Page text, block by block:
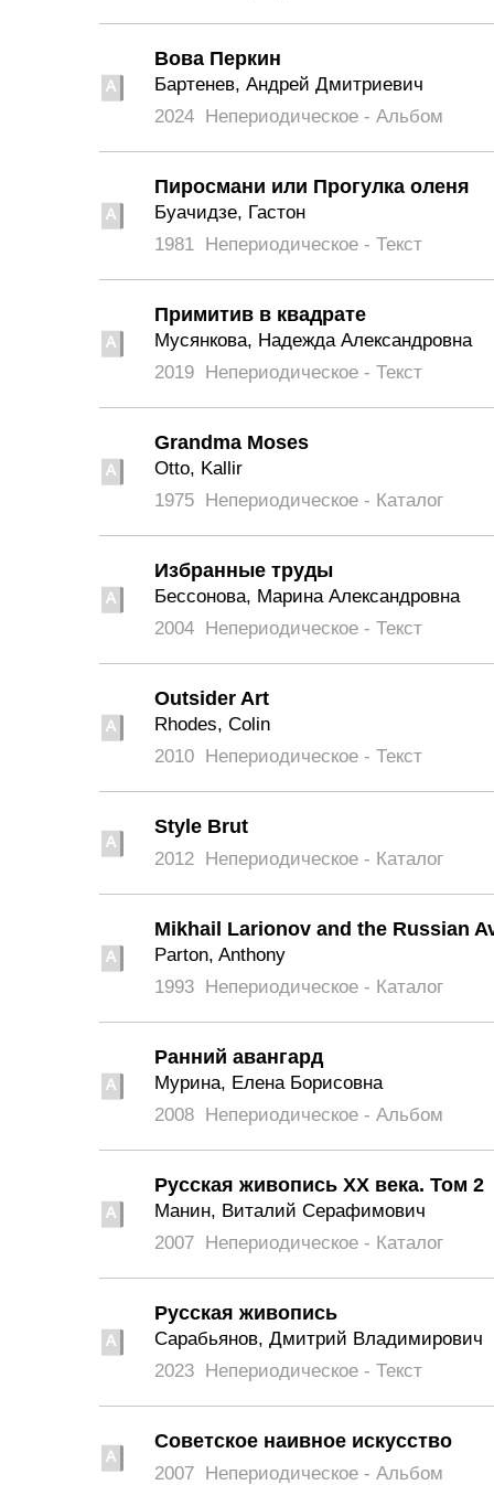
Вова Перкин
Бартенев, Андрей Дмитриевич
2024 Непериодическое - Альбом
Пиросмани или Прогулка оленя
Буачидзе, Гастон
1981 Непериодическое - Текст
Примитив в квадрате
Мусянкова, Надежда Александровна
2019 Непериодическое - Текст
Grandma Moses
Otto, Kallir
1975 Непериодическое - Каталог
Избранные труды
Бессонова, Марина Александровна
2004 Непериодическое - Текст
Outsider Art
Rhodes, Colin
2010 Непериодическое - Текст
Style Brut
2012 Непериодическое - Каталог
Mikhail Larionov and the Russian
Parton, Anthony
1993 Непериодическое - Каталог
Ранний авангард
Мурина, Елена Борисовна
2008 Непериодическое - Альбом
Русская живопись XX века. Том 2
Манин, Виталий Серафимович
2007 Непериодическое - Каталог
Русская живопись
Сарабьянов, Дмитрий Владимирович
2023 Непериодическое - Текст
Советское наивное искусство
2007 Непериодическое - Альбом